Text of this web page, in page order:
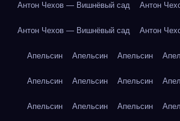
Антон Чехов — Вишнёвый сад Антон
Антон Чехов — Вишнёвый сад Антон
Апельсин Апельсин Апельсин
Апельсин Апельсин Апельсин
Апельсин Апельсин Апельсин